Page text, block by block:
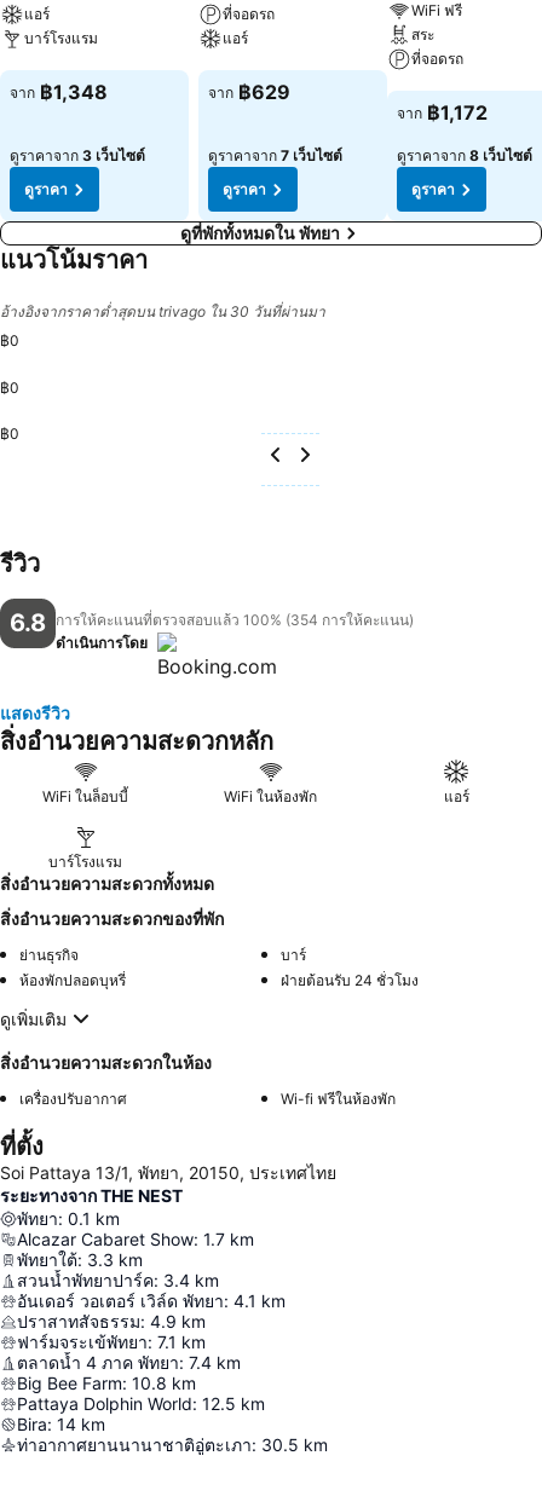
แอร์
บาร์โรงแรม
ดูราคา
จาก ฿1,348
ดูราคาจาก 3 เว็บไซต์
ดูราคา
ที่จอดรถ
แอร์
ดูราคา
จาก ฿629
ดูราคาจาก 7 เว็บไซต์
ดูราคา
WiFi ฟรี
สระ
ที่จอดรถ
ดูราคา
จาก ฿1,172
ดูราคาจาก 8 เว็บไซต์
ดูราคา
ดูที่พักทั้งหมดใน พัทยา
แนวโน้มราคา
อ้างอิงจากราคาต่ำสุดบน trivago ใน 30 วันที่ผ่านมา
฿0
฿0
฿0
รีวิว
6.8
การให้คะแนนที่ตรวจสอบแล้ว 100% (354 การให้คะแนน)
ดำเนินการโดย
แสดงรีวิว
สิ่งอำนวยความสะดวกหลัก
WiFi ในล็อบบี้ WiFi ในห้องพัก แอร์
บาร์โรงแรม
สิ่งอำนวยความสะดวกทั้งหมด
สิ่งอำนวยความสะดวกของที่พัก
ย่านธุรกิจ
บาร์
ห้องพักปลอดบุหรี่
ฝ่ายต้อนรับ 24 ชั่วโมง
ดูเพิ่มเติม
สิ่งอำนวยความสะดวกในห้อง
เครื่องปรับอากาศ Wi-fi ฟรีในห้องพัก
ที่ตั้ง
Soi Pattaya 13/1, พัทยา, 20150, ประเทศไทย
ระยะทางจาก THE NEST
พัทยา: 0.1 km
Alcazar Cabaret Show: 1.7 km
พัทยาใต้: 3.3 km
สวนน้ำพัทยาปาร์ค: 3.4 km
อันเดอร์ วอเตอร์ เวิล์ด พัทยา: 4.1 km
ปราสาทสัจธรรม: 4.9 km
ฟาร์มจระเข้พัทยา: 7.1 km
ตลาดน้ำ 4 ภาค พัทยา: 7.4 km
Big Bee Farm: 10.8 km
Pattaya Dolphin World: 12.5 km
Bira: 14 km
ท่าอากาศยานนานาชาติอู่ตะเภา: 30.5 km